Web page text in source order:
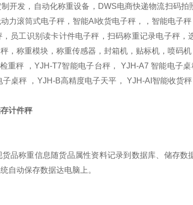
开发，自动化称重设备，DWS电商快递物流扫码拍
力滚筒式电子秤，智能AI收货电子秤，，智能电子
员工识别读卡计件电子秤，扫码称重记录电子秤，
，称重模块，称重传感器，封箱机，贴标机，喷码
重秤 ，YJH-T7智能电子台秤， YJH-A7 智能电子
桌秤 ，YJH-B高精度电子天平， YJH-AI智能收货
计件秤
品称重信息随货品属性资料记录到数据库、储存数
自动保存数据达电脑上。